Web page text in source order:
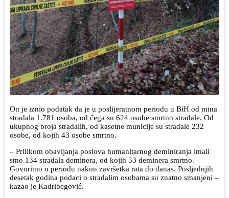
On je iznio podatak da je u poslijeratnom periodu u BiH od mina
stradala 1.781 osoba, od čega su 624 osobe smrtno stradale. Od
ukupnog broja stradalih, od kasetne municije su stradale 232
osobe, od kojih 43 osobe smrtno.
– Prilikom obavljanja poslova humanitarnog deminiranja imali
smo 134 stradala deminera, od kojih 53 deminera smrtno.
Govorimo o periodu nakon završetka rata do danas. Posljednjih
desetak godina podaci o stradalim osobama su znatno smanjeni –
kazao je Kadribegović.